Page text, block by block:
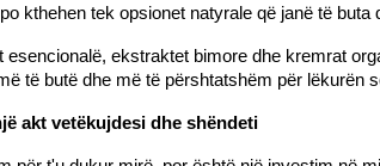
kthehen tek opsionet natyrale që janë të buta
esencionalë, ekstraktet bimore dhe kremrat
të butë dhe më të përshtatshëm për lëkurën
akt vetëkujdesi dhe shëndeti